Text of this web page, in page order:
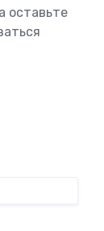
оставьте